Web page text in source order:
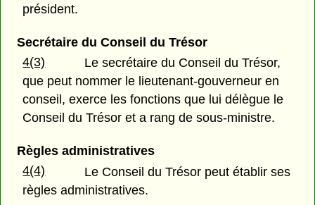
président.
Secrétaire du Conseil du Trésor
4(3)
Le secrétaire du Conseil du Trésor,
que peut nommer le lieutenant-gouverneur en
conseil, exerce les fonctions que lui délègue le
Conseil du Trésor et a rang de sous-ministre.
Règles administratives
4(4)
Le Conseil du Trésor peut établir ses
règles administratives.